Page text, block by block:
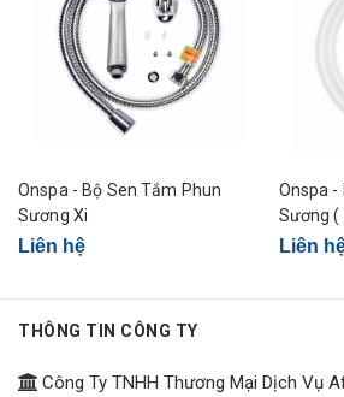
Onspa - Bộ Sen Tắm Phun
Sương Xi
Liên hệ
Onspa -
Sương (
Liên
THÔNG TIN CÔNG TY
Công Ty TNHH Thương Mại Dịch Vụ